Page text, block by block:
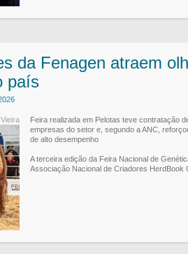
da Fenagen atraem
país
Feira realizada em Pelotas teve contratação
empresas do setor e, segundo a ANC,
de alto desempenho
A terceira edição da Feira Nacional de
Associação Nacional de Criadores HerdBook